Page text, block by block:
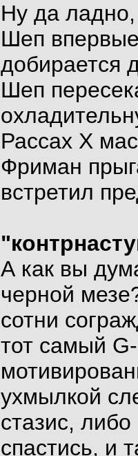
Ну да
Шеп
добирается
Шеп
Рассах Х
Фриман
встретил
А как вы
черной
сотни
тот самый
ухмылкой
стазис,
спастись, и